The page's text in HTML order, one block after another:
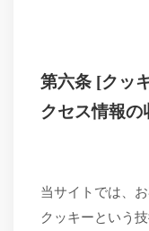
第六条 [クッ
クセス情報の
当サイトでは、
クッキーという